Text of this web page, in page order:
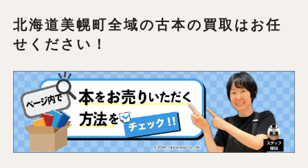
北海道美幌町全域の古本の買取はお任
せください！